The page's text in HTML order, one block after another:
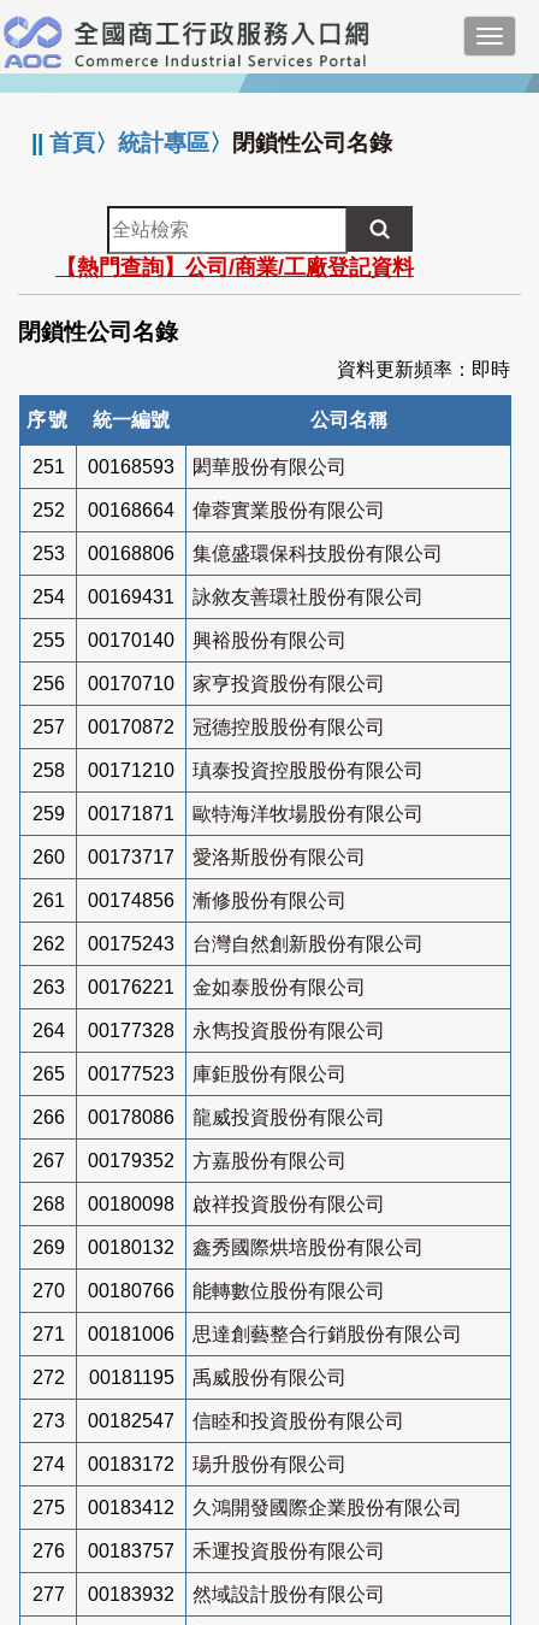
跳
到
主
要
:::
||首頁〉統計專區〉 閉鎖性公司名錄
全
站
檢
索
【熱門查詢】公司/商業/工廠登記資料
閉鎖性公司名錄
資料更新頻率：即時
序號 統一編號 公司名稱
251 00168593 閎華股份有限公司
252 00168664 偉蓉實業股份有限公司
253 00168806 集億盛環保科技股份有限公司
254 00169431 詠敘友善環社股份有限公司
255 00170140 興裕股份有限公司
256 00170710 家亨投資股份有限公司
257 00170872 冠德控股股份有限公司
258 00171210 瑱泰投資控股股份有限公司
259 00171871 歐特海洋牧場股份有限公司
260 00173717 愛洛斯股份有限公司
261 00174856 漸修股份有限公司
262 00175243 台灣自然創新股份有限公司
263 00176221 金如泰股份有限公司
264 00177328 永雋投資股份有限公司
265 00177523 庫鉅股份有限公司
266 00178086 龍威投資股份有限公司
267 00179352 方嘉股份有限公司
268 00180098 啟祥投資股份有限公司
269 00180132 鑫秀國際烘培股份有限公司
270 00180766 能轉數位股份有限公司
271 00181006 思達創藝整合行銷股份有限公司
272 00181195 禹威股份有限公司
273 00182547 信睦和投資股份有限公司
274 00183172 瑒升股份有限公司
275 00183412 久鴻開發國際企業股份有限公司
276 00183757 禾運投資股份有限公司
277 00183932 然域設計股份有限公司